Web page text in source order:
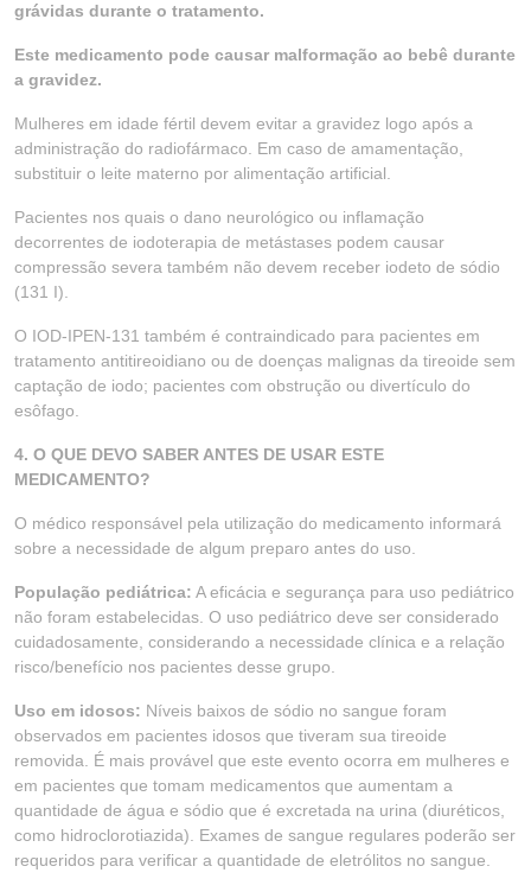
grávidas durante o tratamento.
Este medicamento pode causar malformação ao bebê durante
a gravidez.
Mulheres em idade fértil devem evitar a gravidez logo após a
administração do radiofármaco. Em caso de amamentação,
substituir o leite materno por alimentação artificial.
Pacientes nos quais o dano neurológico ou inflamação
decorrentes de iodoterapia de metástases podem causar
compressão severa também não devem receber iodeto de sódio
(131 I).
O IOD-IPEN-131 também é contraindicado para pacientes em
tratamento antitireoidiano ou de doenças malignas da tireoide sem
captação de iodo; pacientes com obstrução ou divertículo do
esôfago.
4. O QUE DEVO SABER ANTES DE USAR ESTE
MEDICAMENTO?
O médico responsável pela utilização do medicamento informará
sobre a necessidade de algum preparo antes do uso.
População pediátrica: A eficácia e segurança para uso pediátrico
não foram estabelecidas. O uso pediátrico deve ser considerado
cuidadosamente, considerando a necessidade clínica e a relação
risco/benefício nos pacientes desse grupo.
Uso em idosos: Níveis baixos de sódio no sangue foram
observados em pacientes idosos que tiveram sua tireoide
removida. É mais provável que este evento ocorra em mulheres e
em pacientes que tomam medicamentos que aumentam a
quantidade de água e sódio que é excretada na urina (diuréticos,
como hidroclorotiazida). Exames de sangue regulares poderão ser
requeridos para verificar a quantidade de eletrólitos no sangue.